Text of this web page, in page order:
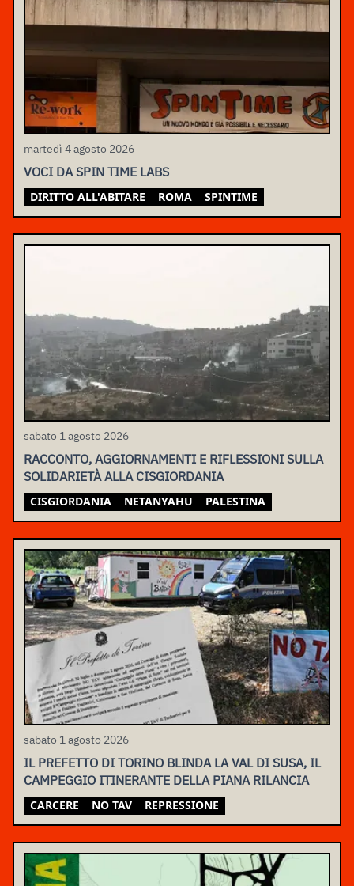
martedì 4 agosto 2026
VOCI DA SPIN TIME LABS
DIRITTO ALL'ABITARE ROMA SPINTIME
sabato 1 agosto 2026
RACCONTO, AGGIORNAMENTI E RIFLESSIONI SULLA
SOLIDARIETÀ ALLA CISGIORDANIA
CISGIORDANIA NETANYAHU PALESTINA
sabato 1 agosto 2026
IL PREFETTO DI TORINO BLINDA LA VAL DI SUSA, IL
CAMPEGGIO ITINERANTE DELLA PIANA RILANCIA
CARCERE NO TAV REPRESSIONE